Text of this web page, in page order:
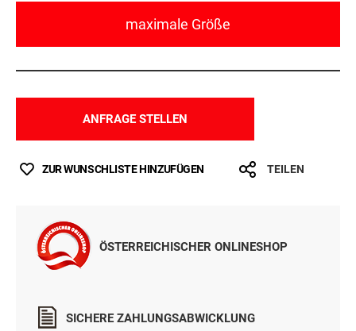
maximale Größe
ANFRAGE STELLEN
ZUR WUNSCHLISTE HINZUFÜGEN TEILEN
ÖSTERREICHISCHER ONLINESHOP
SICHERE ZAHLUNGSABWICKLUNG